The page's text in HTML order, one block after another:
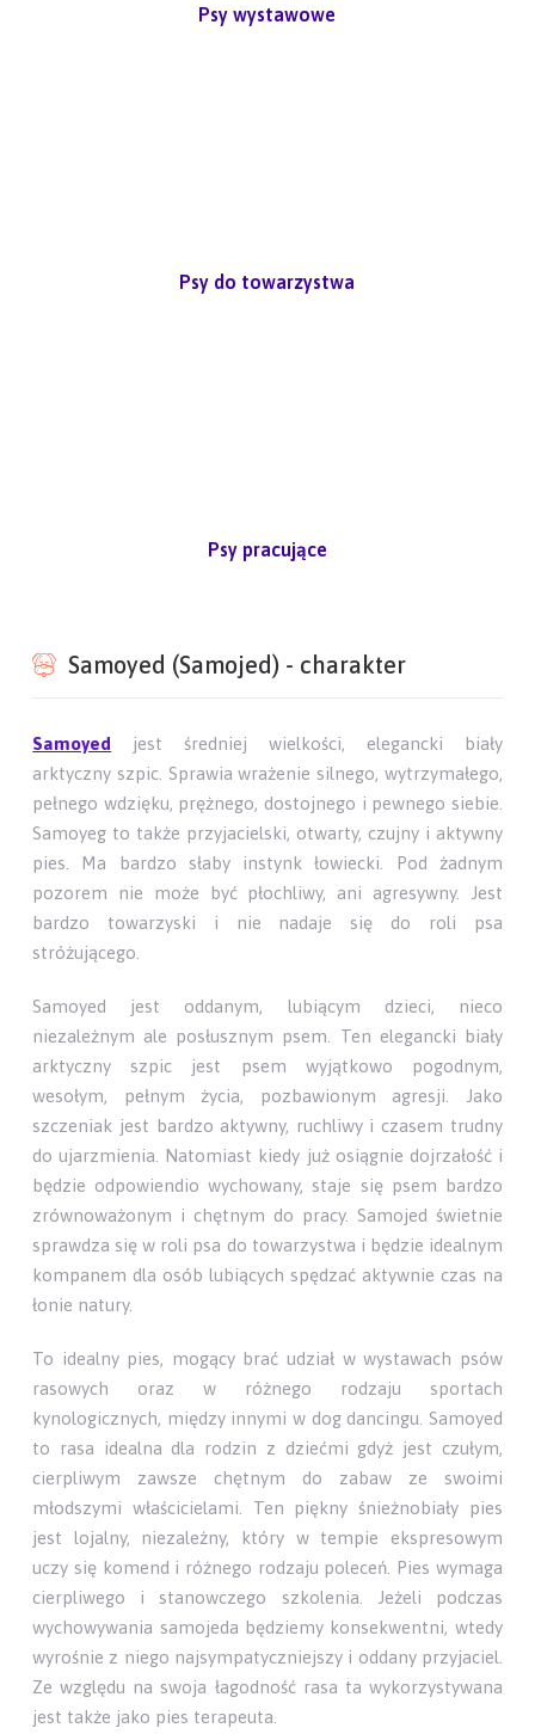
Psy wystawowe
Psy do towarzystwa
Psy pracujące
Samoyed (Samojed) - charakter
Samoyed jest średniej wielkości, elegancki biały
arktyczny szpic. Sprawia wrażenie silnego, wytrzymałego,
pełnego wdzięku, prężnego, dostojnego i pewnego siebie.
Samoyeg to także przyjacielski, otwarty, czujny i aktywny
pies. Ma bardzo słaby instynk łowiecki. Pod żadnym
pozorem nie może być płochliwy, ani agresywny. Jest
bardzo towarzyski i nie nadaje się do roli psa
stróżującego.
Samoyed jest oddanym, lubiącym dzieci, nieco
niezależnym ale posłusznym psem. Ten elegancki biały
arktyczny szpic jest psem wyjątkowo pogodnym,
wesołym, pełnym życia, pozbawionym agresji. Jako
szczeniak jest bardzo aktywny, ruchliwy i czasem trudny
do ujarzmienia. Natomiast kiedy już osiągnie dojrzałość i
będzie odpowiendio wychowany, staje się psem bardzo
zrównoważonym i chętnym do pracy. Samojed świetnie
sprawdza się w roli psa do towarzystwa i będzie idealnym
kompanem dla osób lubiących spędzać aktywnie czas na
łonie natury.
To idealny pies, mogący brać udział w wystawach psów
rasowych oraz w różnego rodzaju sportach
kynologicznych, między innymi w dog dancingu. Samoyed
to rasa idealna dla rodzin z dziećmi gdyż jest czułym,
cierpliwym zawsze chętnym do zabaw ze swoimi
młodszymi właścicielami. Ten piękny śnieżnobiały pies
jest lojalny, niezależny, który w tempie ekspresowym
uczy się komend i różnego rodzaju poleceń. Pies wymaga
cierpliwego i stanowczego szkolenia. Jeżeli podczas
wychowywania samojeda będziemy konsekwentni, wtedy
wyrośnie z niego najsympatyczniejszy i oddany przyjaciel.
Ze względu na swoja łagodność rasa ta wykorzystywana
jest także jako pies terapeuta.